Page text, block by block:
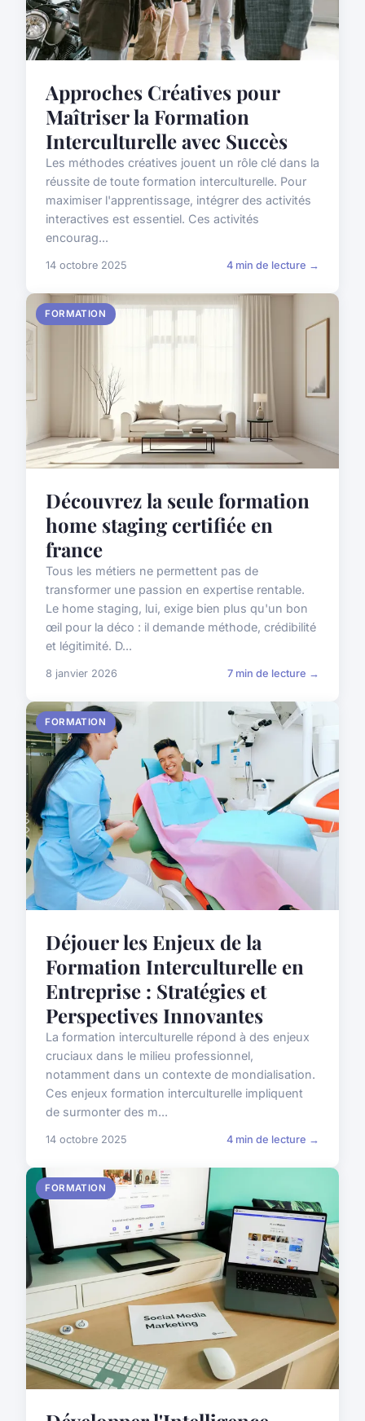
Approches Créatives pour
Maîtriser la Formation
Interculturelle avec Succès
Les méthodes créatives jouent un rôle clé dans la
réussite de toute formation interculturelle. Pour
maximiser l'apprentissage, intégrer des activités
interactives est essentiel. Ces activités
encourag...
14 octobre 2025 4 min de lecture →
FORMATION
Découvrez la seule formation
home staging certifiée en
france
Tous les métiers ne permettent pas de
transformer une passion en expertise rentable.
Le home staging, lui, exige bien plus qu'un bon
œil pour la déco : il demande méthode, crédibilité
et légitimité. D...
8 janvier 2026 7 min de lecture →
FORMATION
Déjouer les Enjeux de la
Formation Interculturelle en
Entreprise : Stratégies et
Perspectives Innovantes
La formation interculturelle répond à des enjeux
cruciaux dans le milieu professionnel,
notamment dans un contexte de mondialisation.
Ces enjeux formation interculturelle impliquent
de surmonter des m...
14 octobre 2025 4 min de lecture →
FORMATION